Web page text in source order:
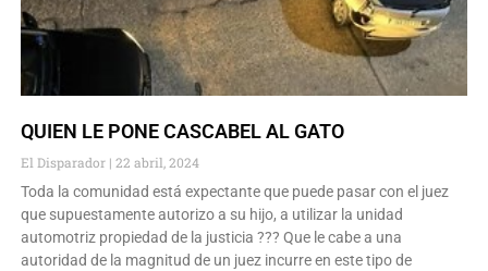
QUIEN LE PONE CASCABEL AL GATO
El Disparador 22 abril, 2024
Toda la comunidad está expectante que puede pasar con el juez
que supuestamente autorizo a su hijo, a utilizar la unidad
automotriz propiedad de la justicia ??? Que le cabe a una
autoridad de la magnitud de un juez incurre en este tipo de